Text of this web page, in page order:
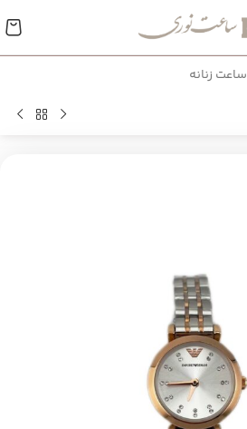
ساعت زنانه